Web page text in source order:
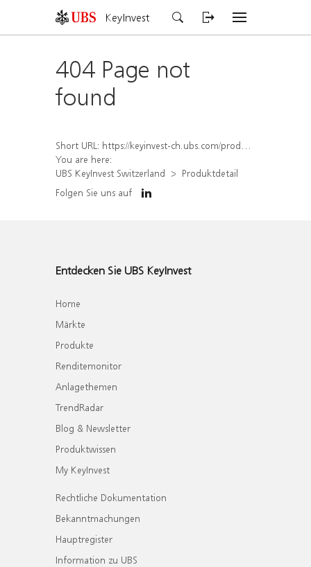
KeyInvest
404 Page not
found
Short URL: https://keyinvest-ch.ubs.com/produkt/detail/index/isin/CH1578498318
You are here:
UBS KeyInvest Switzerland
Produktdetail
Folgen Sie uns auf
Entdecken Sie UBS KeyInvest
Home
Märkte
Produkte
Renditemonitor
Anlagethemen
TrendRadar
Blog & Newsletter
Produktwissen
My KeyInvest
Rechtliche Dokumentation
Bekanntmachungen
Hauptregister
Information zu UBS